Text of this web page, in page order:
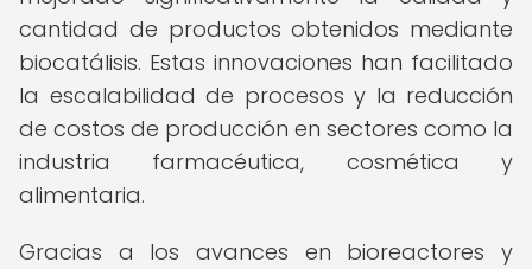
cantidad de productos obtenidos mediante
biocatálisis. Estas innovaciones han facilitado
la escalabilidad de procesos y la reducción
de costos de producción en sectores como la
industria farmacéutica, cosmética y
alimentaria.
Gracias a los avances en bioreactores y